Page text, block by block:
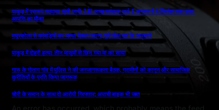
पाकुड़ में प्रारूप मतदाता सूची जारी: 7.81 लाख मतदाता दर्ज, 5 अगस्त से 4 सितंबर तक दावा-
आपत्ति का मौका
मयूरकोला से कांवड़ियों का जत्था देवघर रवाना,गूंजे ‘बोल बम’ के जयकारे
पाकुड़ में दोहरी हत्या: तीन मासूमों से छिन गया मां का साया
गारू के गोताग गांव में पुलिस ने की जनजागरूकता बैठक, ग्रामीणों को कानून और सामाजिक
कुरीतियों के प्रति किया जागरूक
चोरी के समान के साथ दो आरोपी गिरफ्तार; अपाची बाइक भी जब्त